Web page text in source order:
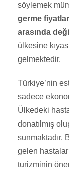
söylemek
germe
arasında
ülkesine
gelmektedir.
Türkiye’nin
sadece
Ülkedeki
donatılmış
sunmaktadır.
gelen
turizminin